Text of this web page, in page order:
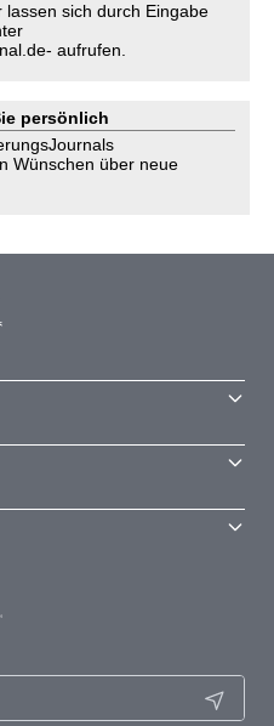
sich durch Eingabe
aufrufen.
persönlich
Wünschen über neue